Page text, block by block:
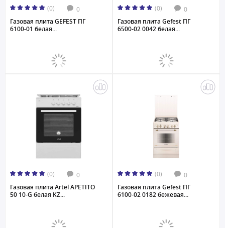
(0) 0
Газовая плита GEFEST ПГ
6100-01 белая...
(0) 0
Газовая плита Gefest ПГ
6500-02 0042 белая...
(0) 0
Газовая плита Artel APETITO
50 10-G белая KZ...
(0) 0
Газовая плита Gefest ПГ
6100-02 0182 бежевая...